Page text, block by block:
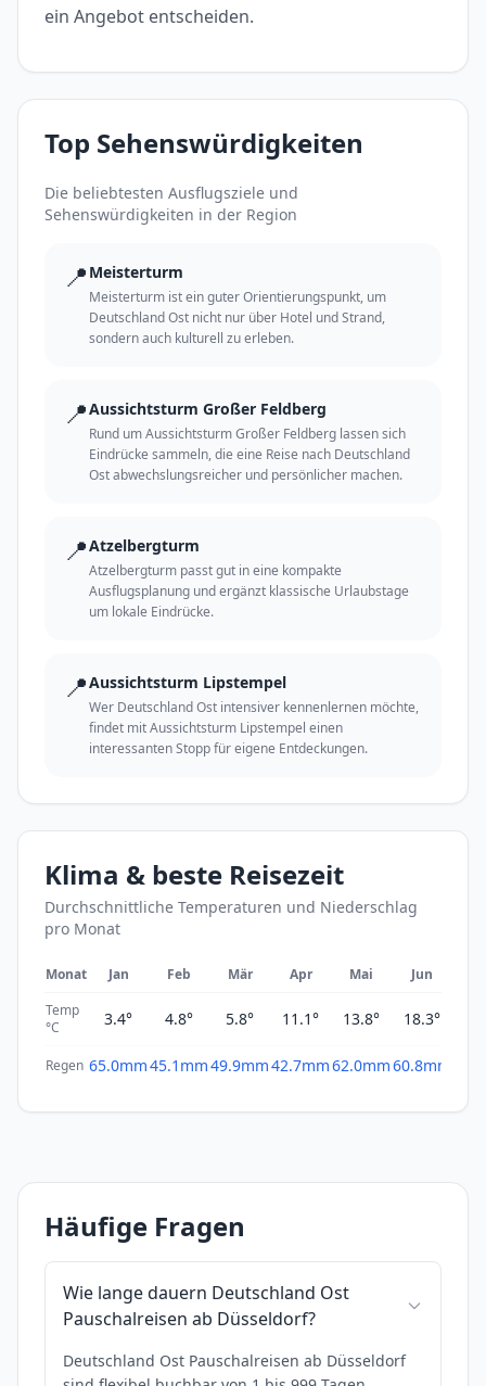
ein Angebot entscheiden.
Top Sehenswürdigkeiten
Die beliebtesten Ausflugsziele und
Sehenswürdigkeiten in der Region
📍 Meisterturm
Meisterturm ist ein guter Orientierungspunkt, um
Deutschland Ost nicht nur über Hotel und Strand,
sondern auch kulturell zu erleben.
📍Aussichtsturm Großer Feldberg
Rund um Aussichtsturm Großer Feldberg lassen sich
Eindrücke sammeln, die eine Reise nach Deutschland
Ost abwechslungsreicher und persönlicher machen.
📍Atzelbergturm
Atzelbergturm passt gut in eine kompakte
Ausflugsplanung und ergänzt klassische Urlaubstage
um lokale Eindrücke.
📍Aussichtsturm Lipstempel
Wer Deutschland Ost intensiver kennenlernen möchte,
findet mit Aussichtsturm Lipstempel einen
interessanten Stopp für eigene Entdeckungen.
Klima & beste Reisezeit
Durchschnittliche Temperaturen und Niederschlag
pro Monat
Monat Jan Feb Mär Apr Mai Jun
Temp
°C
3.4° 4.8° 5.8° 11.1° 13.8° 18.3°
Regen 65.0mm45.1mm49.9mm42.7mm62.0mm60.8mm
Häufige Fragen
Wie lange dauern Deutschland Ost
Pauschalreisen ab Düsseldorf?
Deutschland Ost Pauschalreisen ab Düsseldorf